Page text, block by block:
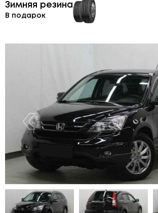
Зимняя резина
В подарок